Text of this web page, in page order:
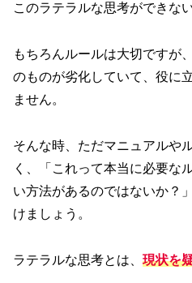
このラテラルな思考ができな
もちろんルールは大切ですが
のものが劣化していて、役に
ません。
そんな時、ただマニュアルや
く、「これって本当に必要な
い方法があるのではないか？
けましょう。
ラテラルな思考とは、 現状を